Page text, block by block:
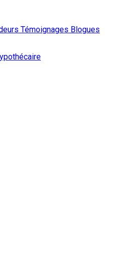
Témoignages Blogues